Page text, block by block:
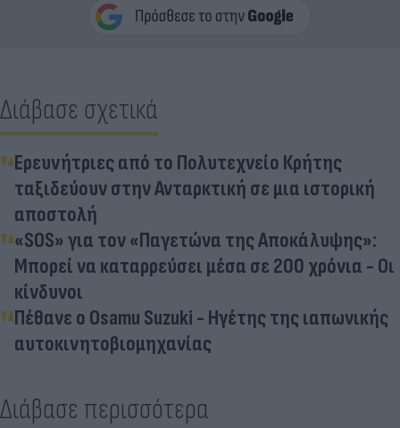
Διάβασε σχετικά
Ερευνήτριες από το Πολυτεχνείο Κρήτης
ταξιδεύουν στην Ανταρκτική σε μια ιστορική
αποστολή
«SOS» για τον «Παγετώνα της Αποκάλυψης»:
Μπορεί να καταρρεύσει μέσα σε 200 χρόνια - Οι
κίνδυνοι
Πέθανε ο Osamu Suzuki - Ηγέτης της ιαπωνικής
αυτοκινητοβιομηχανίας
Διάβασε περισσότερα